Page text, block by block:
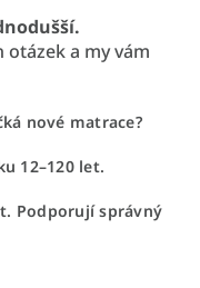
otázek a my vám
nové matrace?
12–120 let.
Podporují správný